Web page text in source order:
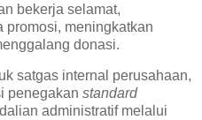
bekerja selamat,
promosi, meningkatkan
donasi.
satgas internal perusahaan,
penegakan standard
administratif melalui